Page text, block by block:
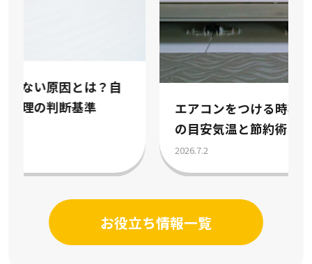
エアコンをつける時期はいつ？冷房暖房
の目安気温と節約術を解説
お役立ち情報一覧